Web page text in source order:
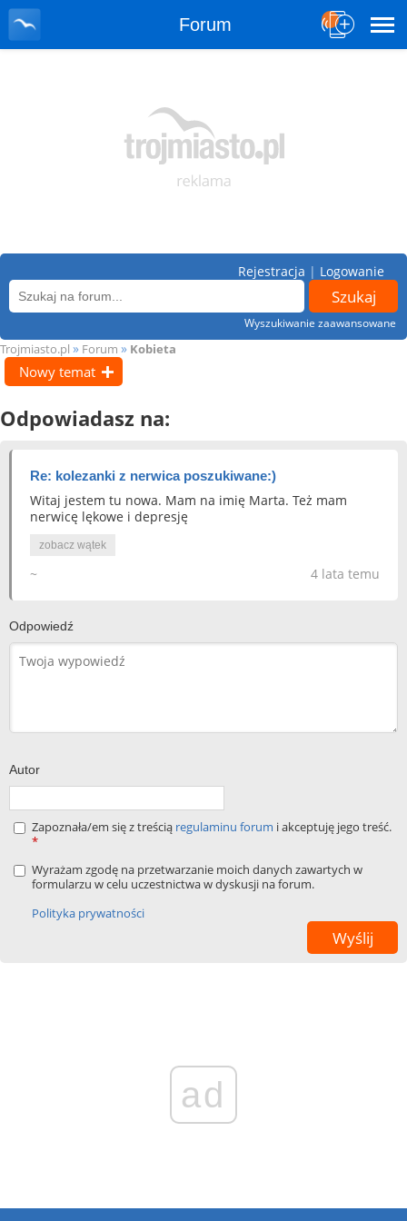
Forum
Wyszukiwanie zaawansowane
Rejestracja | Logowanie
Trojmiasto.pl » Forum » Kobieta
Nowy temat
Odpowiadasz na:
Re: kolezanki z nerwica poszukiwane:)
Witaj jestem tu nowa. Mam na imię Marta. Też mam
nerwicę lękowe i depresję
zobacz wątek
4 lata temu
~
Odpowiedź
Autor
Zapoznała/em się z treścią regulaminu forum i akceptuję jego treść.
*
Wyrażam zgodę na przetwarzanie moich danych zawartych w
formularzu w celu uczestnictwa w dyskusji na forum.
Polityka prywatności
ad